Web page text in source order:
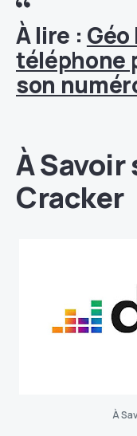
À lire :
téléphone
son
À Savoir
Cracker
À